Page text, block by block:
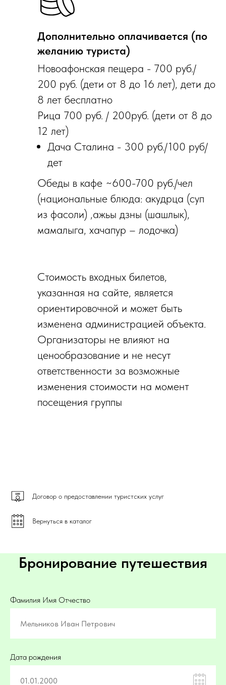
Дополнительно оплачивается (по
желанию туриста)
Новоафонская пещера - 700 руб./
200 руб. (дети от 8 до 16 лет), дети до
8 лет бесплатно
Рица 700 руб. / 200руб. (дети от 8 до
12 лет)
Дача Сталина - 300 руб./100 руб/
дет
О‌беды в кафе ~600-700 руб./чел
(национальные блюда: акудрца (суп
из фасоли) ,ажьы дзны (шашлык),
мамалыга, хачапур – лодочка)
Стоимость входных билетов,
указанная на сайте, является
ориентировочной и может быть
изменена администрацией объекта.
Организаторы не влияют на
ценообразование и не несут
ответственности за возможные
изменения стоимости на момент
посещения группы
Договор о предоставлении туристских услуг
Вернуться в каталог
Бронирование путешествия
Фамилия Имя Отчество
Дата рождения